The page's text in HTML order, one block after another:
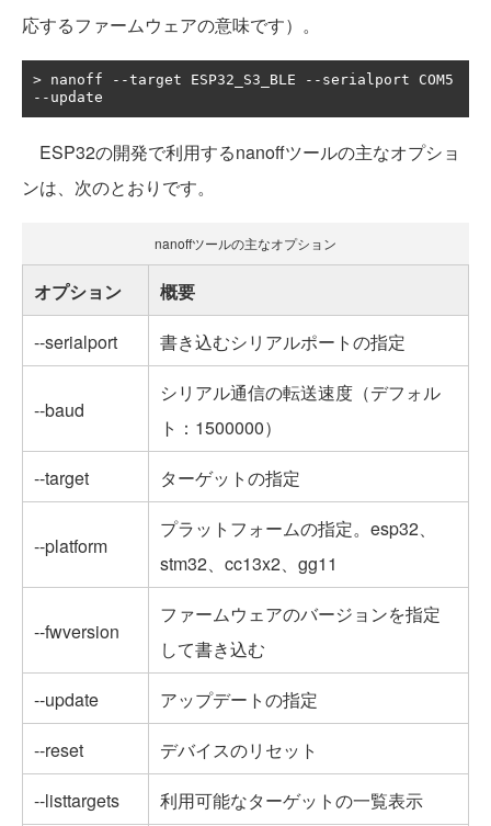
応するファームウェアの意味です）。
> nanoff --target ESP32_S3_BLE --
-- update
ESP32の開発で利用するnanoffツールの主なオプショ
ンは、次のとおりです。
nanoffツールの主なオプション
オプション
概要
--serialport
書き込むシリアルポートの指定
--baud
シリアル通信の転送速度（デフォル
ト：1500000）
--target
ターゲットの指定
--platform
プラットフォームの指定。esp32、
stm32、cc13x2、gg11
--fwversion
ファームウェアのバージョンを指定
して書き込む
--update
アップデートの指定
--reset
デバイスのリセット
--listtargets
利用可能なターゲットの一覧表示